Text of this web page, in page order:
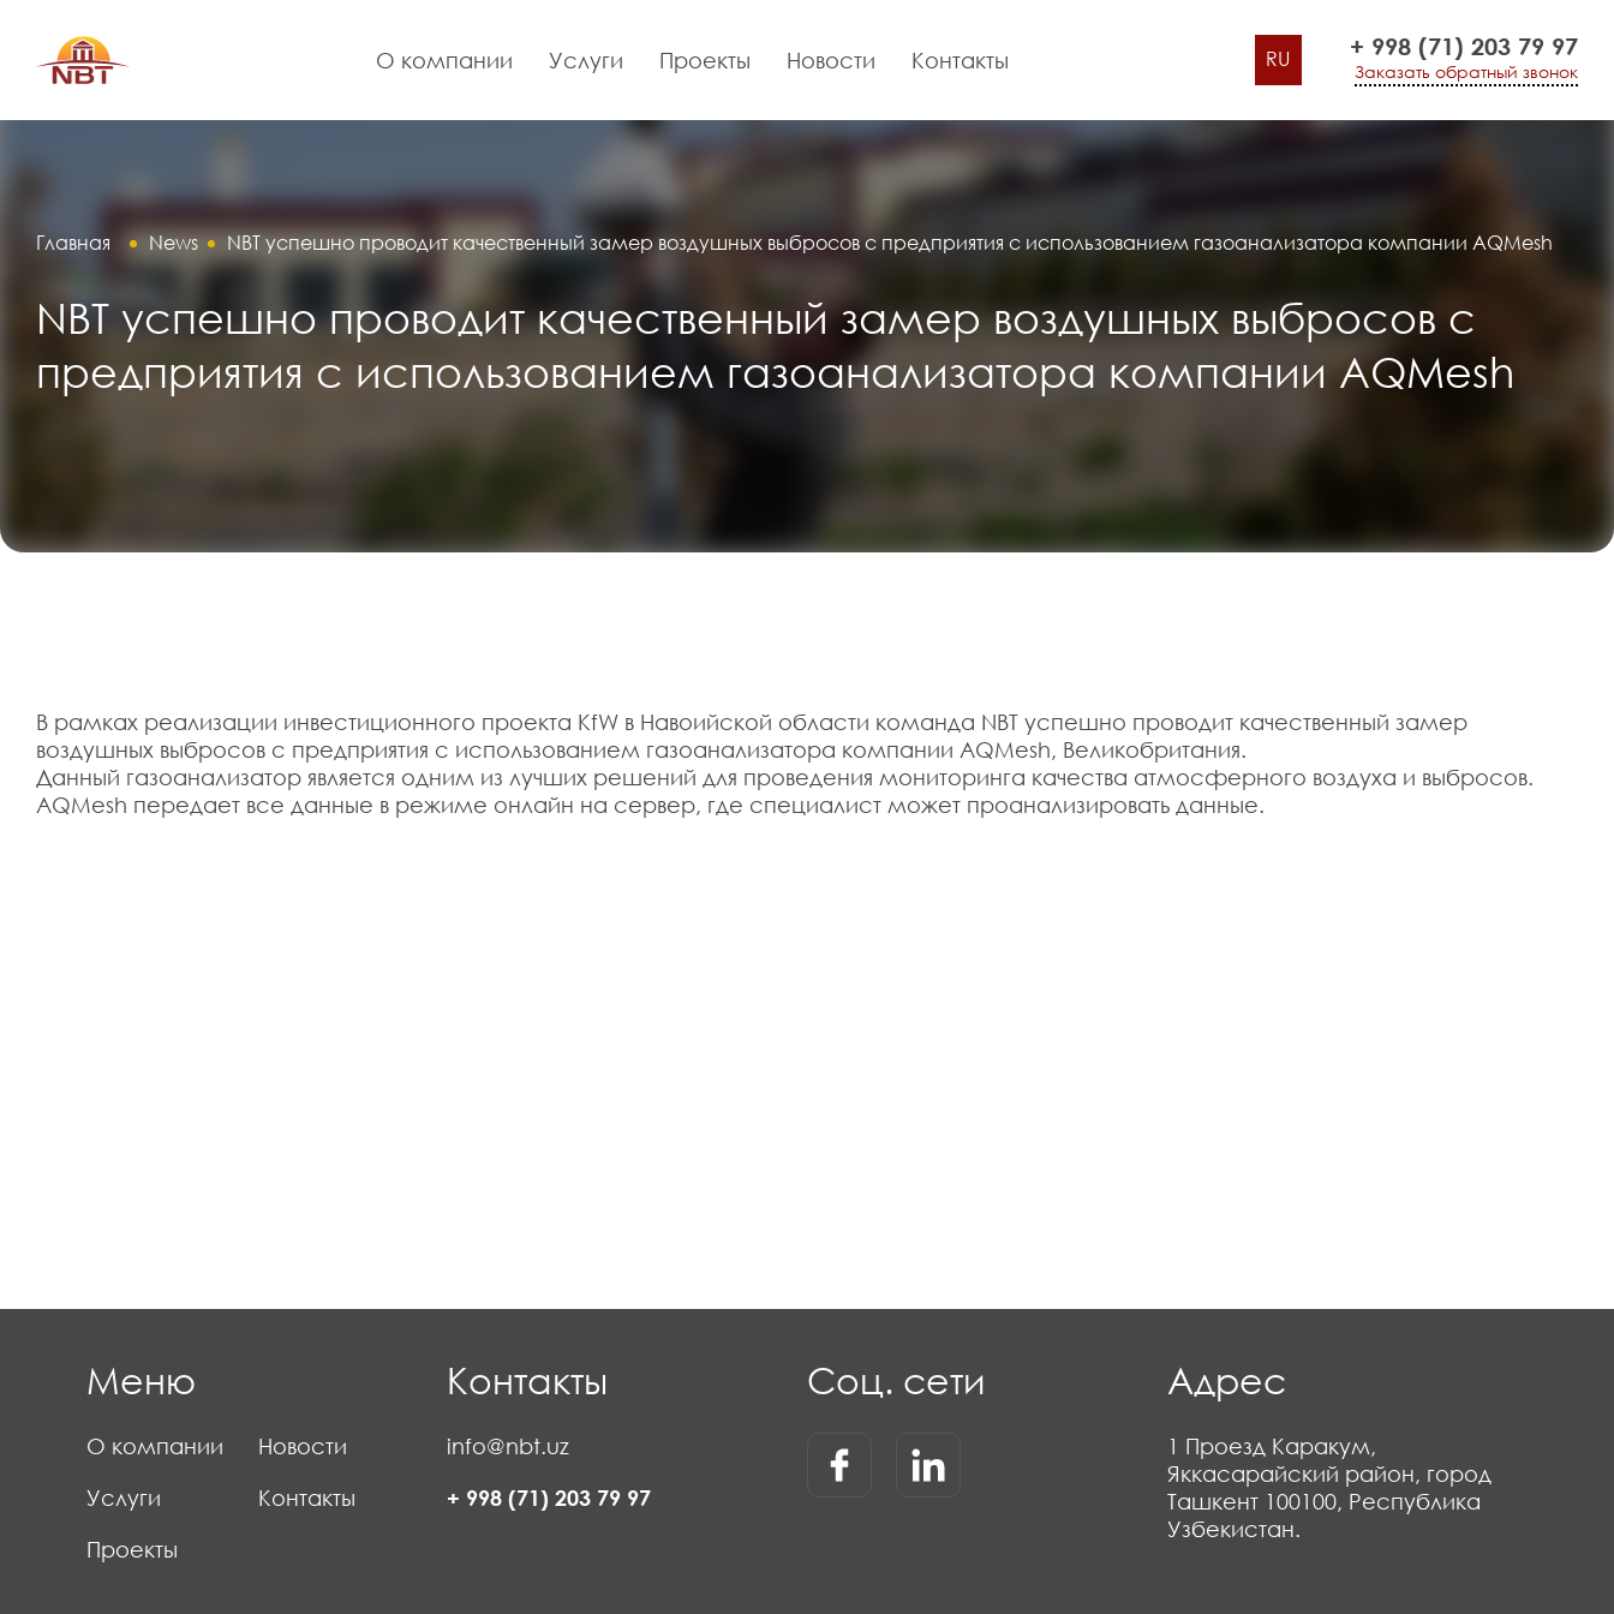
О компании Услуги Проекты Новости Контакты RU + 998 (71) 203 79 97
Заказать обратный звонок
Главная News NBT успешно проводит качественный замер воздушных выбросов с предприятия с использованием газоанализатора компании AQMesh
NBT успешно проводит качественный замер воздушных выбросов с
предприятия с использованием газоанализатора компании AQMesh
В рамках реализации инвестиционного проекта KfW в Навоийской области команда NBT успешно проводит качественный замер
воздушных выбросов с предприятия с использованием газоанализатора компании AQMesh, Великобритания.
Данный газоанализатор является одним из лучших решений для проведения мониторинга качества атмосферного воздуха и выбросов.
AQMesh передает все данные в режиме онлайн на сервер, где специалист может проанализировать данные.
Меню
О компании
Услуги
Проекты
Новости
Контакты
Контакты
info@nbt.uz
+ 998 (71) 203 79 97
Соц. сети Адрес
1 Проезд Каракум,
Яккасарайский район, город
Ташкент 100100, Республика
Узбекистан.